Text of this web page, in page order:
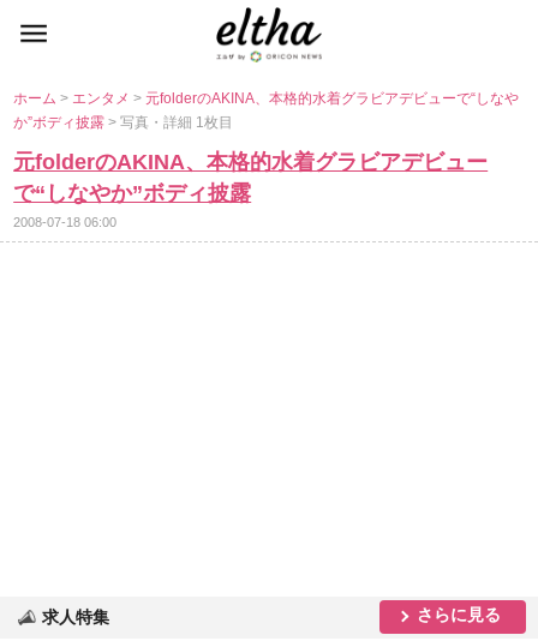
ホーム> エンタメ> 元folderのAKINA、本格的水着グラビアデビューで“しな
か”ボディ披露> 写真・詳細 1枚目
元folderのAKINA、本格的水着グラビアデビュー
で“しなやか”ボディ披露
2008-07-18 06:00
求人特集 さらに見る